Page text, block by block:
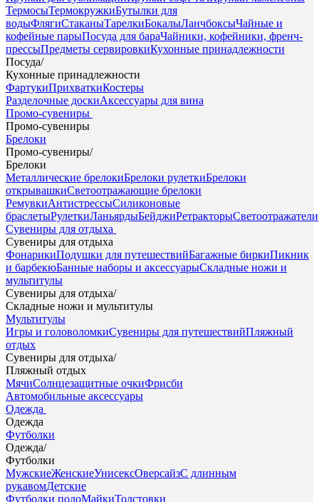
ТермосыТермокружкиБутылки для
водыФлягиСтаканыТарелкиБокалыЛанчбоксыЧайные и
кофейные парыПосуда для бараЧайники, кофейники, френч-
прессыПредметы сервировкиКухонные принадлежности
Посуда/
Кухонные принадлежности
ФартукиПрихваткиКостеры
Разделочные доскиАксессуары для вина
Промо-сувениры
Промо-сувениры
Брелоки
Промо-сувениры/
Брелоки
Металлические брелокиБрелоки рулеткиБрелоки
открывашкиСветоотражающие брелоки
РемувкиАнтистрессыСиликоновые
браслетыРулеткиЛаньярдыБейджиРетракторыСветоотражатели
Сувениры для отдыха
Сувениры для отдыха
ФонарикиПодушки для путешествийБагажные биркиПикник
и барбекюБанные наборы и аксессуарыСкладные ножи и
мультитулы
Сувениры для отдыха/
Складные ножи и мультитулы
Мультитулы
Игры и головоломкиСувениры для путешествийПляжный
отдых
Сувениры для отдыха/
Пляжный отдых
МячиСолнцезащитные очкиФрисби
Автомобильные аксессуары
Одежда
Одежда
Футболки
Одежда/
Футболки
МужскиеЖенскиеУнисексОверсайзС длинным
рукавомДетские
Футболки полоМайкиТолстовки